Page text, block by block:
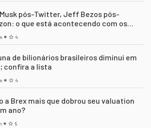
pós-Twitter, Jeff Bezos pós-
o que está acontecendo com os
4
de bilionários brasileiros diminui em
confira a lista
4
a Brex mais que dobrou seu valuation
ano?
5